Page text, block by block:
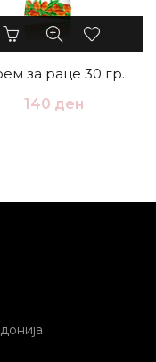
за раце 30 гр.
140 ден